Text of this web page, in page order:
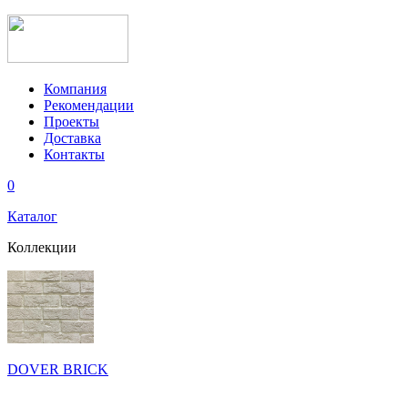
Компания
Рекомендации
Проекты
Доставка
Контакты
0
Каталог
Коллекции
DOVER BRICK